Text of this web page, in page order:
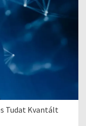
Tudat Kvantált